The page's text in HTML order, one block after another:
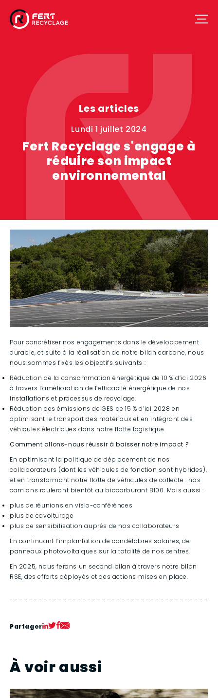
Les articles
lundi 1 juillet 2024
Fert Recyclage s'engage à
réduire son impact
environnemental
Pour concrétiser nos engagements dans le développement
durable, et suite à la réalisation de notre bilan carbone, nous
nous sommes fixés les objectifs suivants :
Réduction de la consommation énergétique de 10 % d’ici 2026
à travers l’amélioration de l’efficacité énergétique de nos
installations et processus de recyclage.
Réduction des émissions de GES de 15 % d’ici 2028 en
optimisant le transport des matériaux et en intégrant des
véhicules électriques dans notre flotte logistique.
Comment allons-nous réussir à baisser notre impact ?
En optimisant la politique de déplacement de nos
collaborateurs (dont les véhicules de fonction sont hybrides),
et en transformant notre flotte de véhicules de collecte : nos
camions rouleront bientôt au biocarburant B100. Mais aussi :
plus de réunions en visio-conférénces
plus de covoiturage
plus de sensibilisation auprés de nos collaborateurs
En continuant l’implantation de candélabres solaires, de
panneaux photovoltaiques sur la totalité de nos centres.
En 2025, nous ferons un second bilan à travers notre bilan
RSE, des efforts déployés et des actions mises en place.
Partager
À voir aussi